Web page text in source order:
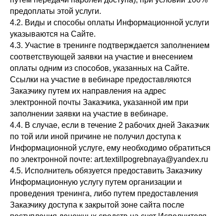
предоплаты этой услуги.
4.2. Виды и способы оплаты Информационной услуги
указываются на Сайте.
4.3. Участие в тренинге подтверждается заполнением
соответствующей заявки на участие и внесением
оплаты одним из способов, указанных на Сайте.
Ссылки на участие в вебинаре предоставляются
Заказчику путем их направления на адрес
электронной почты Заказчика, указанной им при
заполнении заявки на участие в вебинаре.
4.4. В случае, если в течение 2 рабочих дней Заказчик
по той или иной причине не получил доступа к
Информационной услуге, ему необходимо обратиться
по электронной почте: art.textillpogrebnaya@yandex.ru
4.5. Исполнитель обязуется предоставить Заказчику
Информационную услугу путем организации и
проведения тренинга, либо путем предоставления
Заказчику доступа к закрытой зоне сайта после